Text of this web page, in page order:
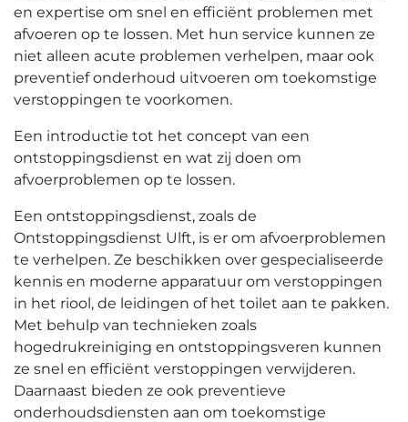
en expertise om snel en efficiënt problemen met
afvoeren op te lossen. Met hun service kunnen ze
niet alleen acute problemen verhelpen, maar ook
preventief onderhoud uitvoeren om toekomstige
verstoppingen te voorkomen.​
Een introductie tot het concept van een
ontstoppingsdienst en wat zij doen om
afvoerproblemen op te lossen.​
Een ontstoppingsdienst, zoals de
Ontstoppingsdienst Ulft, is er om afvoerproblemen
te verhelpen.​ Ze beschikken over gespecialiseerde
kennis en moderne apparatuur om verstoppingen
in het riool, de leidingen of het toilet aan te pakken.​
Met behulp van technieken zoals
hogedrukreiniging en ontstoppingsveren kunnen
ze snel en efficiënt verstoppingen verwijderen.​
Daarnaast bieden ze ook preventieve
onderhoudsdiensten aan om toekomstige